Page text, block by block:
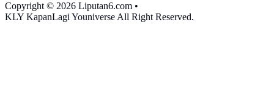
Copyright © 2026 Liputan6.com •
KLY KapanLagi Youniverse All Right Reserved.